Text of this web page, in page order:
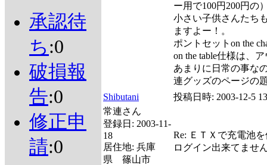
承認待
ち :0
破損報
告:0
修正申
請:0
ー用で100円200円の
小さい子供さんたち
ますよー！。
ポントセットon the
on the table仕様は、
あまりに日常の事な
連グッズのページの
Shibutani
投稿日時: 2003-12-5
常連さん
登録日: 2003-11-
18
居住地: 兵庫
県 篠山市
Re: ＥＴＸで充電池
ログイン出来てませ